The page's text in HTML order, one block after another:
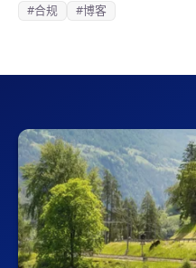
#合规 #博客